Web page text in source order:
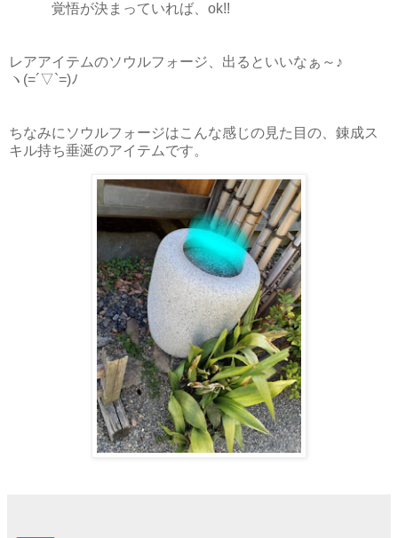
覚悟が決まっていれば、ok!!
レアアイテムのソウルフォージ、出るといいなぁ～♪
ヽ(=´▽`=)ﾉ
ちなみにソウルフォージはこんな感じの見た目の、錬成ス
キル持ち垂涎のアイテムです。